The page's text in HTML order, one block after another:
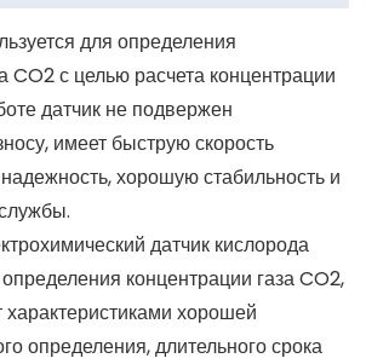
для определения
CO2 с целью расчета концентрации
датчик не подвержен
имеет быструю скорость
хорошую стабильность и
датчик кислорода
концентрации газа CO2,
характеристиками хорошей
определения, длительного срока